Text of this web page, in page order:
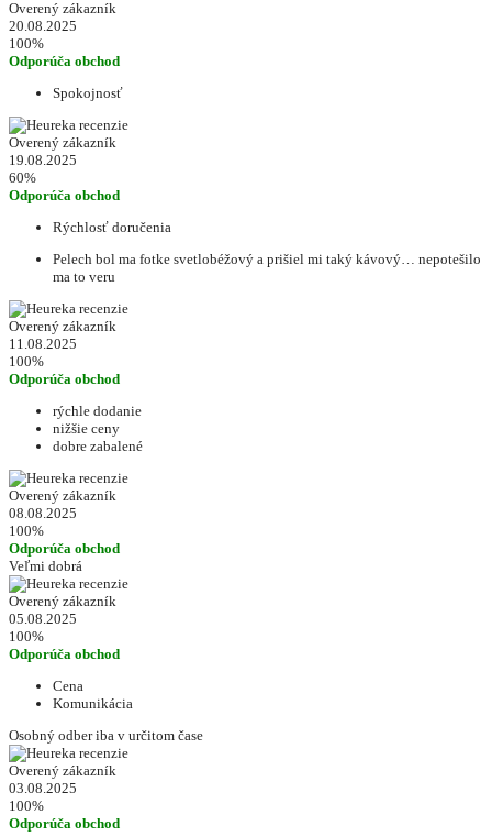
Overený zákazník
20.08.2025
100%
Odporúča obchod
Spokojnosť
Overený zákazník
19.08.2025
60%
Odporúča obchod
Rýchlosť doručenia
Pelech bol ma fotke svetlobéžový a prišiel mi taký kávový… nepotešilo
ma to veru
Overený zákazník
11.08.2025
100%
Odporúča obchod
rýchle dodanie
nižšie ceny
dobre zabalené
Overený zákazník
08.08.2025
100%
Odporúča obchod
Veľmi dobrá
Overený zákazník
05.08.2025
100%
Odporúča obchod
Cena
Komunikácia
Osobný odber iba v určitom čase
Overený zákazník
03.08.2025
100%
Odporúča obchod